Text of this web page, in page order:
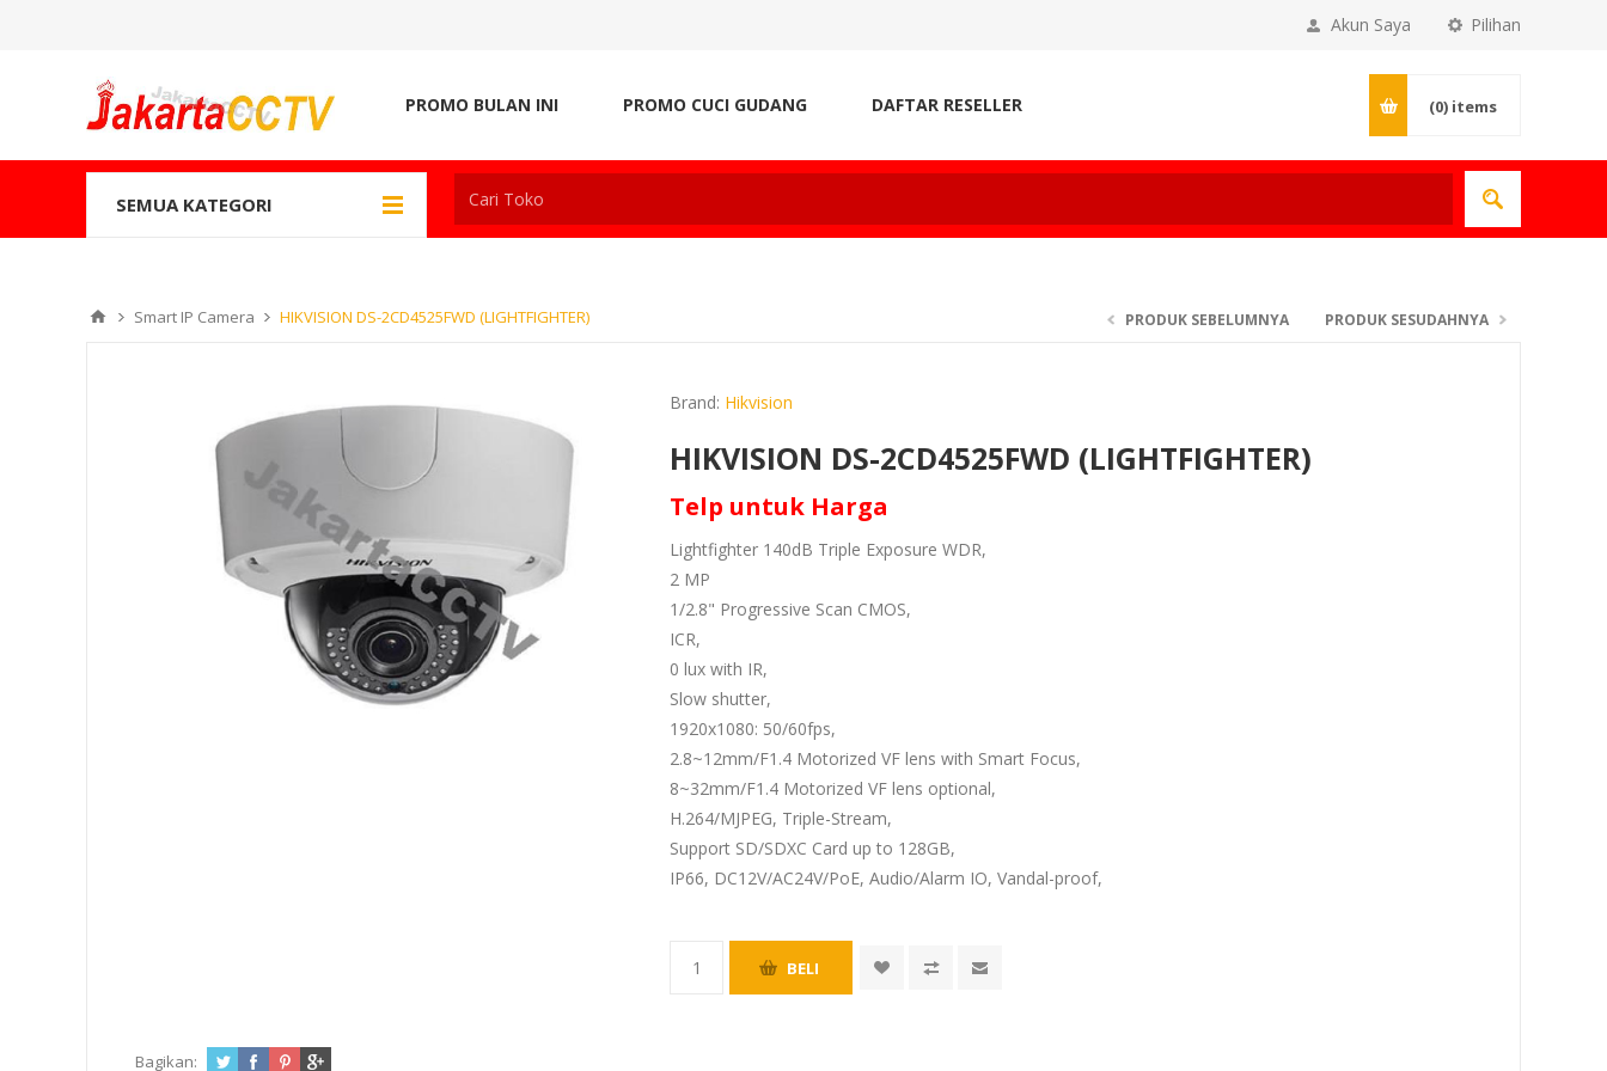
Pilihan
Akun Saya
PROMO BULAN INI PROMO CUCI GUDANG DAFTAR RESELLER (0) items
SEMUA KATEGORI
Smart IP Camera HIKVISION DS-2CD4525FWD (LIGHTFIGHTER) PRODUK SEBELUMNYA PRODUK SESUDAHNYA
Brand: Hikvision
HIKVISION DS-2CD4525FWD (LIGHTFIGHTER)
Telp untuk Harga
Lightfighter 140dB Triple Exposure WDR,
2 MP
1/2.8" Progressive Scan CMOS,
ICR,
0 lux with IR,
Slow shutter,
1920x1080: 50/60fps,
2.8~12mm/F1.4 Motorized VF lens with Smart Focus,
8~32mm/F1.4 Motorized VF lens optional,
H.264/MJPEG, Triple-Stream,
Support SD/SDXC Card up to 128GB,
IP66, DC12V/AC24V/PoE, Audio/Alarm IO, Vandal-proof,
Bagikan: